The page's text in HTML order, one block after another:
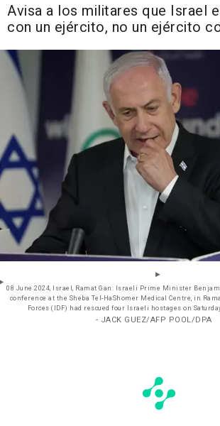
Avisa a los militares que Israel
con un ejército, no un ejército
08 June 2024, Israel, Ramat Gan: Israeli Prime Minister
conference at the Sheba Tel-HaShomer Medical Centre, in
Forces (IDF) had rescued four Israeli hostages on
- JACK GUEZ/AFP POOL/DPA